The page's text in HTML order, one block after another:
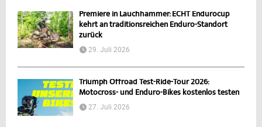
Premiere in Lauchhammer: ECHT Endurocup
kehrt an traditionsreichen Enduro-Standort
zurück
29. Juli 2026
Triumph Offroad Test-Ride-Tour 2026:
Motocross- und Enduro-Bikes kostenlos testen
27. Juli 2026